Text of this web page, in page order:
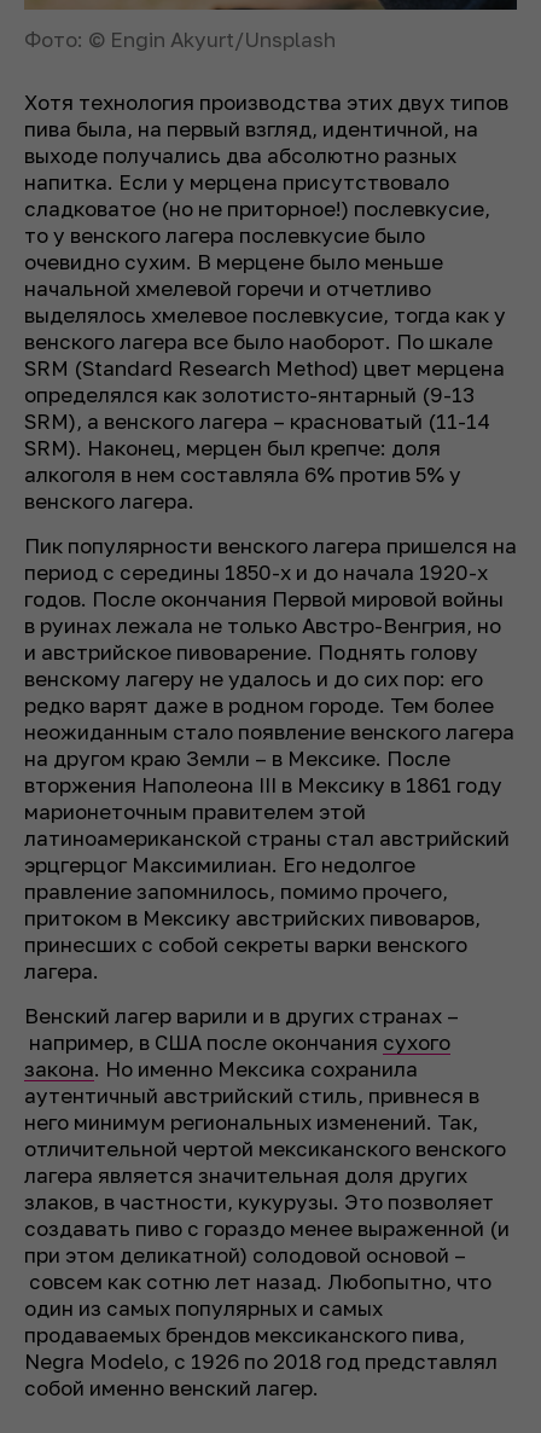
Фото: © Engin Akyurt/Unsplash
Хотя технология производства этих двух типов
пива была, на первый взгляд, идентичной, на
выходе получались два абсолютно разных
напитка. Если у мерцена присутствовало
сладковатое (но не приторное!) послевкусие,
то у венского лагера послевкусие было
очевидно сухим. В мерцене было меньше
начальной хмелевой горечи и отчетливо
выделялось хмелевое послевкусие, тогда как у
венского лагера все было наоборот. По шкале
SRM (Standard Research Method) цвет мерцена
определялся как золотисто-янтарный (9-13
SRM), а венского лагера – красноватый (11-14
SRM). Наконец, мерцен был крепче: доля
алкоголя в нем составляла 6% против 5% у
венского лагера.
Пик популярности венского лагера пришелся на
период с середины 1850-х и до начала 1920-х
годов. После окончания Первой мировой войны
в руинах лежала не только Австро-Венгрия, но
и австрийское пивоварение. Поднять голову
венскому лагеру не удалось и до сих пор: его
редко варят даже в родном городе. Тем более
неожиданным стало появление венского лагера
на другом краю Земли – в Мексике. После
вторжения Наполеона III в Мексику в 1861 году
марионеточным правителем этой
латиноамериканской страны стал австрийский
эрцгерцог Максимилиан. Его недолгое
правление запомнилось, помимо прочего,
притоком в Мексику австрийских пивоваров,
принесших с собой секреты варки венского
лагера.
Венский лагер варили и в других странах –
например, в США после окончания сухого
закона. Но именно Мексика сохранила
аутентичный австрийский стиль, привнеся в
него минимум региональных изменений. Так,
отличительной чертой мексиканского венского
лагера является значительная доля других
злаков, в частности, кукурузы. Это позволяет
создавать пиво с гораздо менее выраженной (и
при этом деликатной) солодовой основой –
совсем как сотню лет назад. Любопытно, что
один из самых популярных и самых
продаваемых брендов мексиканского пива,
Negra Modelo, с 1926 по 2018 год представлял
собой именно венский лагер.